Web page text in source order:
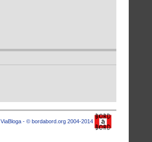
ViaBloga - © bordabord.org 2004-2014